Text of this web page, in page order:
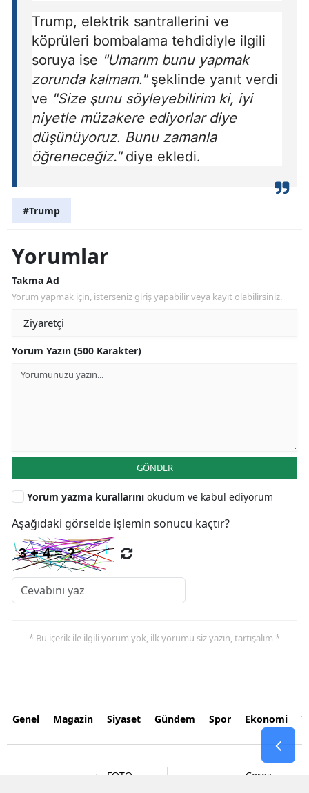
Trump, elektrik santrallerini ve
köprüleri bombalama tehdidiyle ilgili
soruya ise "Umarım bunu yapmak
zorunda kalmam."şeklinde yanıt verdi
ve "Size şunu söyleyebilirim ki, iyi
niyetle müzakere ediyorlar diye
düşünüyoruz. Bunu zamanla
öğreneceğiz."diye ekledi.
#Trump
Yorumlar
Takma Ad
Yorum yapmak için, isterseniz giriş yapabilir veya kayıt olabilirsiniz.
Yorum Yazın (500 Karakter)
GÖNDER
Yorum yazma kurallarını okudum ve kabul ediyorum
Aşağıdaki görselde işlemin sonucu kaçtır?
* Bu içerik ile ilgili yorum yok, ilk yorumu siz yazın, tartışalım *
Genel Magazin Siyaset Gündem Spor Ekonomi
FOTO
Çerez